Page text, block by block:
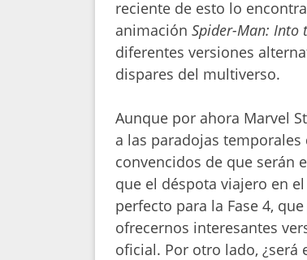
reciente de esto lo
animación Spider-Man: Into
diferentes versiones
dispares del multiverso.
Aunque por ahora Marvel
a las paradojas
convencidos de que serán
que el déspota viajero en
perfecto para la Fase 4,
ofrecernos interesantes
oficial. Por otro lado,